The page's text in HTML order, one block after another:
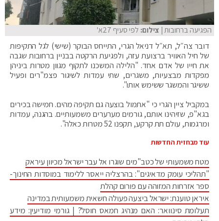
הפגיעה ברחובות| צילום: לפי סעיף 27א'
דובר צה״ל, תא״ל דניאל הגרי, התייחס הבוקר (שישי) לגל התקיפות
של חיל האוויר ברצועת עזה, ולפגיעת הרקטה בבניין ברחובות שגבה
את חייו של אדם אחד. "הלילה המשכנו לתקוף מגוון מטרות ביניהן
מפקדות מבצעיות, משגרים, שתי עמדות לשיגור פצמ"רים ופעיל
ששיגר והמשגר ששימש אותו".
במקביל ציין הגרי כי "אתמול בוצעה גם תקיפה מהים. חמישה בכירים
בגא"פ, שזיהינו אותם, גורמים מערערים משמעותיים. בהגנה, עמדות
ומרגמות, עולם תת קרקע, תקפנו 52 מטרות כאלה".
עוד מבחזית החדשות
מטח משמעותי של כטב"מים שוגרו אל עבר ישראל מכיוון עיראק
"תהליכי עומק מדאיגים": בהרצליה ייאסר ללימוד במוסדות החינוך-
ספר אזרחות המזוהה עם פורום קהלת
איראן טוענת: ישראל ביצעה פעולה חשאית משמעותית במדינה
תעלומת סינוואר: האם מנהיג חמאס חוסל? | גורמי מודיעין: מידע